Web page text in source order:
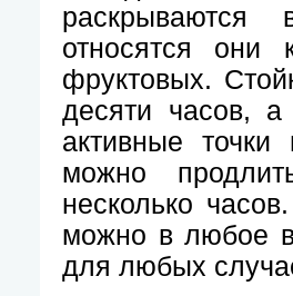
относятся они
фруктовых.
десяти часов,
активные
можно
несколько
можно в любое
для любых